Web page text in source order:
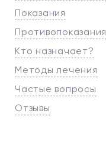
Показания
Противопоказания
Кто назначает?
Методы лечения
Частые вопросы
Отзывы